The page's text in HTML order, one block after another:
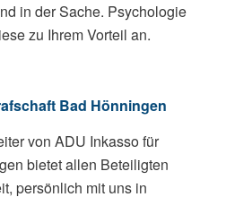
in der Sache. Psychologie
zu Ihrem Vorteil an.
Bad Hönningen
von ADU Inkasso für
bietet allen Beteiligten
persönlich mit uns in